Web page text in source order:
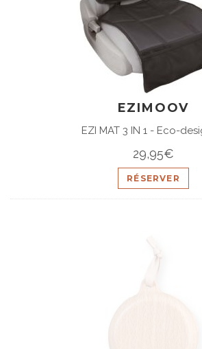
EZIMOOV
EZI MAT 3 IN 1 - Eco-
29,95€
RÉSERVER